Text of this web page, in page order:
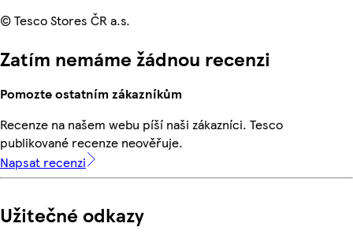
© Tesco Stores ČR a.s.
Zatím nemáme žádnou recenzi
Pomozte ostatním zákazníkům
Recenze na našem webu píší naši zákazníci. Tesco
publikované recenze neověřuje.
Napsat recenzi
Užitečné odkazy